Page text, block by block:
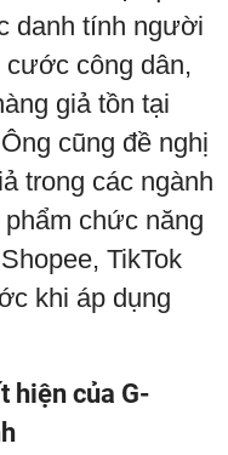
danh tính người
cước công dân,
giả tồn tại
cũng đề nghị
trong các ngành
chức năng
TikTok
khi áp dụng
hiện của G-